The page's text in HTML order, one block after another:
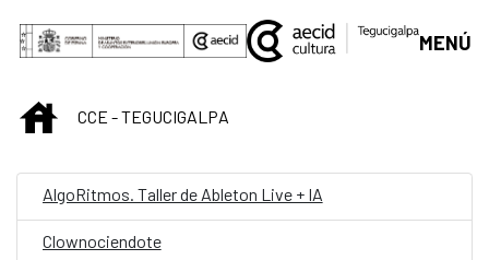
Saltar al contenido principal
MENÚ
INICIOCCE - TEGUCIGALPA
AlgoRitmos. Taller de Ableton Live + IA
Clownociendote